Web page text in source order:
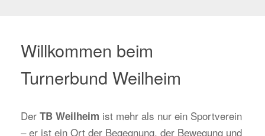
Willkommen beim
Turnerbund Weilheim
Der TB Weilheim ist mehr als nur ein Sportverein
– er ist ein Ort der Begegnung, der Bewegung und